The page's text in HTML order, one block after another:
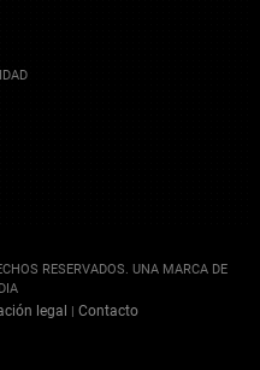
RESERVADOS. UNA MARCA DE
legal Contacto